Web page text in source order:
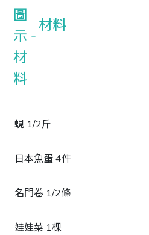
材料
蜆 1/2斤
日本魚蛋 4件
名門卷 1/2條
娃娃菜 1棵